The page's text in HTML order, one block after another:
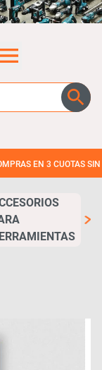
CUOTAS SIN INTERES!